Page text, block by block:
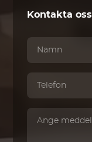
Kontakta oss